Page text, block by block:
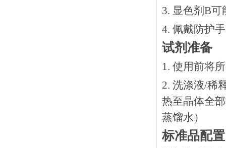
3. 显色剂B
4. 佩戴防护
试剂准备
1. 使用前将
2. 洗涤液/稀
热⾄晶体全
蒸馏水）
标准品配置